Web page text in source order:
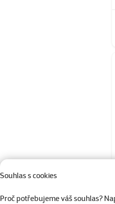
Souhlas s cookies
Proč potřebujeme váš souhlas?